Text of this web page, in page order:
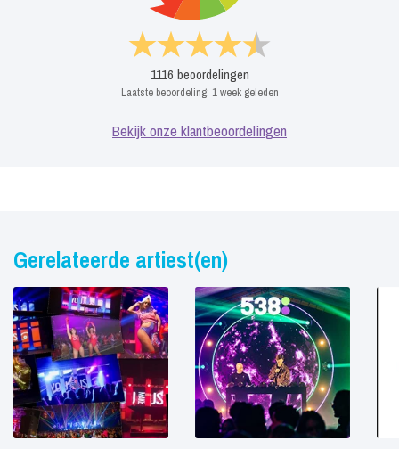
1116 beoordelingen
Laatste beoordeling: 1 week geleden
Bekijk onze klantbeoordelingen
Gerelateerde artiest(en)